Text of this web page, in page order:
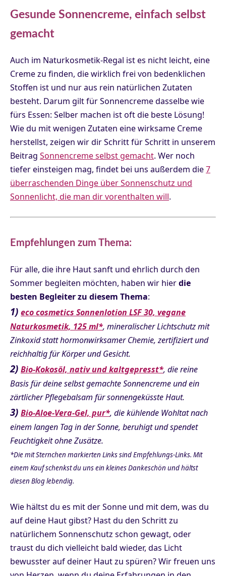
Gesunde Sonnencreme, einfach selbst
gemacht
Auch im Naturkosmetik-Regal ist es nicht leicht, eine
Creme zu finden, die wirklich frei von bedenklichen
Stoffen ist und nur aus rein natürlichen Zutaten
besteht. Darum gilt für Sonnencreme dasselbe wie
fürs Essen: Selber machen ist oft die beste Lösung!
Wie du mit wenigen Zutaten eine wirksame Creme
herstellst, zeigen wir dir Schritt für Schritt in unserem
Beitrag Sonnencreme selbst gemacht. Wer noch
tiefer einsteigen mag, findet bei uns außerdem die7
überraschenden Dinge über Sonnenschutz und
Sonnenlicht, die man dir vorenthalten will.
Empfehlungen zum Thema:
Für alle, die ihre Haut sanft und ehrlich durch den
Sommer begleiten möchten, haben wir hierdie
besten Begleiter zu diesem Thema:
1) eco cosmetics Sonnenlotion LSF 30, vegane
Naturkosmetik, 125 ml*, mineralischer Lichtschutz mit
Zinkoxid statt hormonwirksamer Chemie, zertifiziert und
reichhaltig für Körper und Gesicht.
2) Bio-Kokosöl, nativ und kaltgepresst*, die reine
Basis für deine selbst gemachte Sonnencreme und ein
zärtlicher Pflegebalsam für sonnengeküsste Haut.
3) Bio-Aloe-Vera-Gel, pur*, die kühlende Wohltat nach
einem langen Tag in der Sonne, beruhigt und spendet
Feuchtigkeit ohne Zusätze.
*Die mit Sternchen markierten Links sind Empfehlungs-Links. Mit
einem Kauf schenkst du uns ein kleines Dankeschön und hältst
diesen Blog lebendig.
Wie hältst du es mit der Sonne und mit dem, was du
auf deine Haut gibst? Hast du den Schritt zu
natürlichem Sonnenschutz schon gewagt, oder
traust du dich vielleicht bald wieder, das Licht
bewusster auf deiner Haut zu spüren? Wir freuen uns